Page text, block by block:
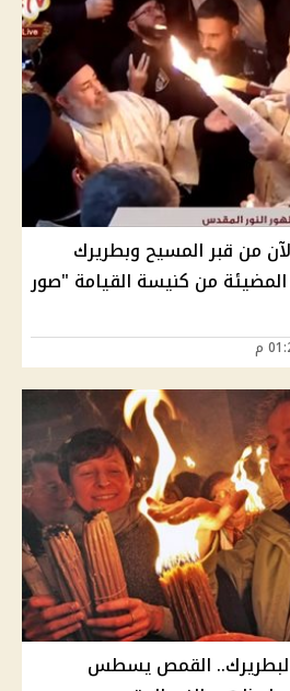
من قبر المسيح وبطريرك
من كنيسة القيامة "صور
القمص يسطس